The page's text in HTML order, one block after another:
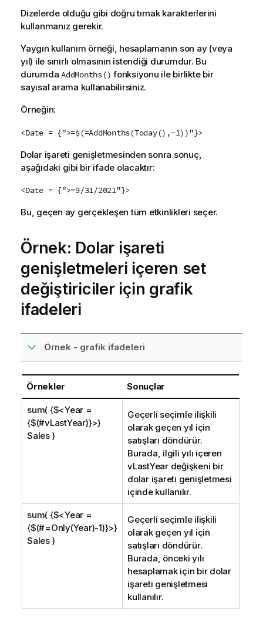
Dizelerde olduğu gibi doğru tırnak karakterlerini
kullanmanız gerekir.
Yaygın kullanım örneği, hesaplamanın son ay (veya
yıl) ile sınırlı olmasının istendiği durumdur. Bu
durumda AddMonths() fonksiyonu ile birlikte bir
sayısal arama kullanabilirsiniz.
Örneğin:
<Date = {">=$(=AddMonths(Today(),-1))"}>
Dolar işareti genişletmesinden sonra sonuç,
aşağıdaki gibi bir ifade olacaktır:
<Date = {">=9/31/2021"}>
Bu, geçen ay gerçekleşen tüm etkinlikleri seçer.
Örnek: Dolar işareti
genişletmeleri içeren set
değiştiriciler için grafik
ifadeleri
Örnek - grafik ifadeleri
Örnekler Sonuçlar
sum( {$<Year =
{$(#vLastYear)}>}
Sales )
Geçerli seçimle ilişkili
olarak geçen yıl için
satışları döndürür.
Burada, ilgili yılı içeren
vLastYeardeğişkeni bir
dolar işareti genişletmesi
içinde kullanılır.
sum( {$<Year =
{$(#=Only(Year)-1)}>}
Sales )
Geçerli seçimle ilişkili
olarak geçen yıl için
satışları döndürür.
Burada, önceki yılı
hesaplamak için bir dolar
işareti genişletmesi
kullanılır.